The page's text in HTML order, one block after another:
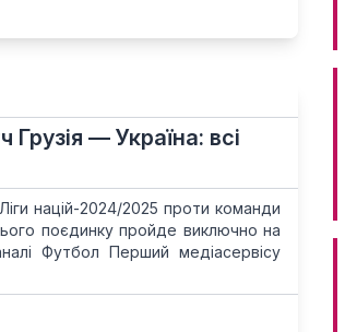
— Україна: всі
націй-2024/2025 проти команди
поєдинку пройде виключно на
Футбол Перший медіасервісу